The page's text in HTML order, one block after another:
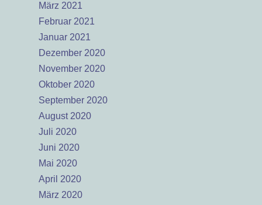
März 2021
Februar 2021
Januar 2021
Dezember 2020
November 2020
Oktober 2020
September 2020
August 2020
Juli 2020
Juni 2020
Mai 2020
April 2020
März 2020